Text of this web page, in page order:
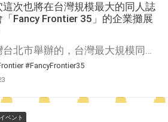
這次也將在台灣規模最大的同人誌
「Fancy Frontier 35」的企業攤展
在台灣台北市舉辦的，台灣最大規模同人誌販售會「Fancy Frontier」 是近年來逐漸備受日本企業與作家們矚目的大型同人活動 虎之穴今年當然也會在企業攤與大家見面！ 今年也準備了更多與「虎之穴台北店」的連動活動及各種充滿魅力的商品，等待大家的光臨！ 日本語
#FancyFrontier35
ベント